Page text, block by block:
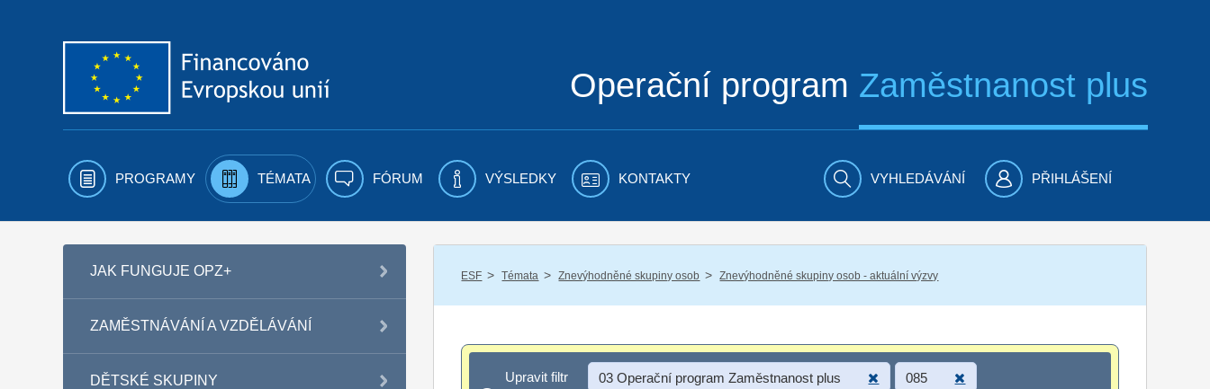
Operační program Zaměstnanost plus
PROGRAMY TÉMATA FÓRUM VÝSLEDKY KONTAKTY VYHLEDÁVÁNÍ PŘIHLÁŠENÍ
JAK FUNGUJE OPZ+
ZAMĚSTNÁVÁNÍ A VZDĚLÁVÁNÍ
DĚTSKÉ SKUPINY
ESF / Témata / Znevýhodněné skupiny osob / Znevýhodněné skupiny osob - aktuální výzvy
Upravit filtr
Upravit filtr 03 Operační program Zaměstnanost plus 085